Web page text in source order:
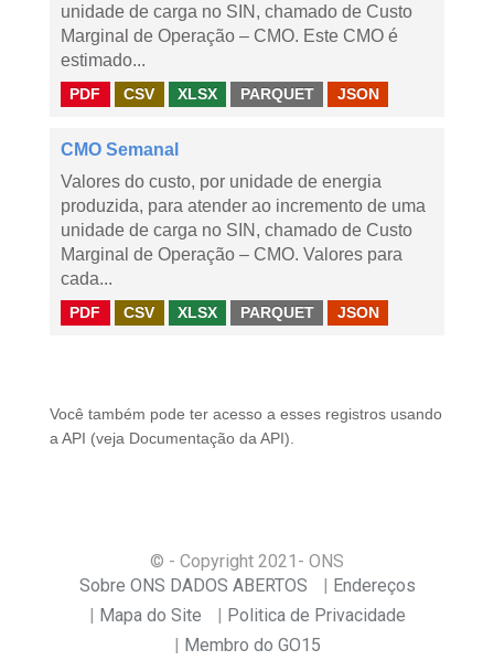
unidade de carga no SIN, chamado de Custo
Marginal de Operação – CMO. Este CMO é
estimado...
PDF CSV XLSX PARQUET JSON
CMO Semanal
Valores do custo, por unidade de energia
produzida, para atender ao incremento de uma
unidade de carga no SIN, chamado de Custo
Marginal de Operação – CMO. Valores para
cada...
PDF CSV XLSX PARQUET JSON
Você também pode ter acesso a esses registros usando
a API (veja Documentação da API ).
© - Copyright 2021 - ONS
Sobre ONS DADOS ABERTOS
Endereços
Mapa do Site
Politica de Privacidade
Membro do GO15